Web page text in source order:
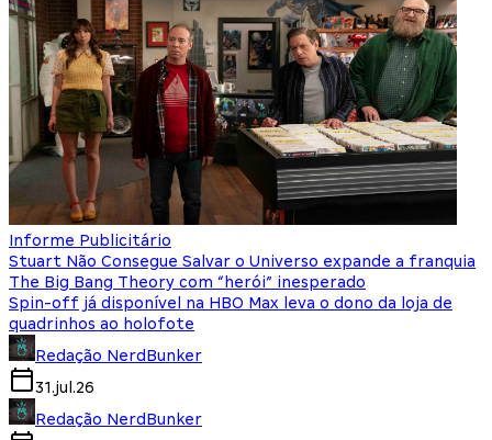
Informe Publicitário
Stuart Não Consegue Salvar o Universo expande a franquia
The Big Bang Theory com “herói” inesperado
Spin-off já disponível na HBO Max leva o dono da loja de
quadrinhos ao holofote
Redação NerdBunker
31.jul.26
Redação NerdBunker